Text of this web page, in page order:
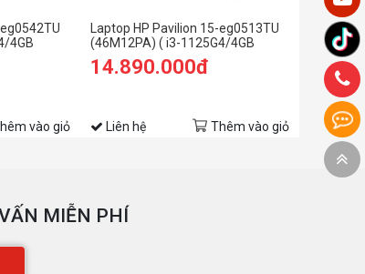
4GB
vào giỏ
Laptop HP Pavilion 15-eg0513TU
(46M12PA) ( i3-1125G4/4GB
RAM/256GB SSD/15.6
FHD/Win11/Vàng)
14.890.000đ
Liên hệ Thêm vào giỏ
MIỄN PHÍ